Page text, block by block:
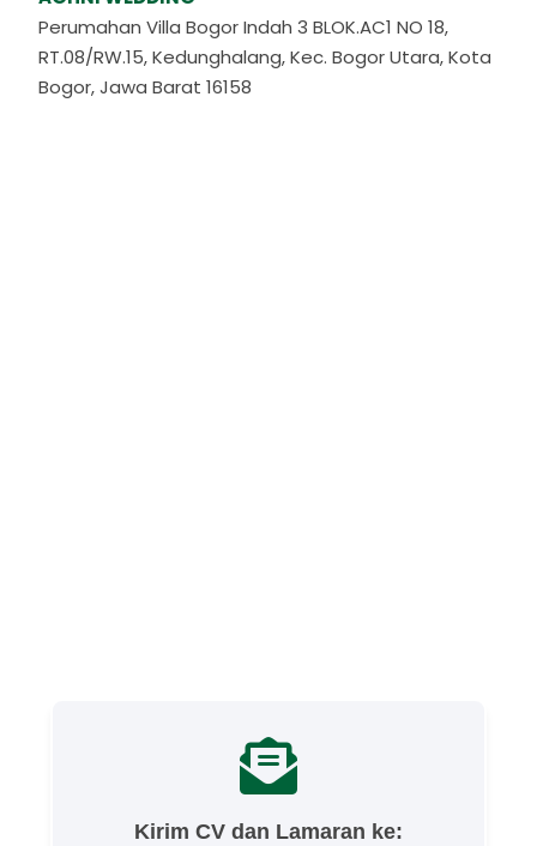
Perumahan Villa Bogor Indah 3 BLOK.AC1 NO 18,
RT.08/RW.15, Kedunghalang, Kec. Bogor Utara, Kota
Bogor, Jawa Barat 16158
Kirim CV dan Lamaran ke: